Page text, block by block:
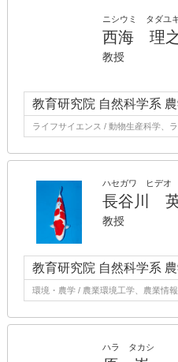
ニシウミ タダユ
西海 理之
教授
教育研究院 自然科学系 農
ライフサイエンス / 動物生産科学、
ハセガワ ヒデオ
長谷川
教授
教育研究院 自然科学系 農
環境・農学 / 農業環境工学、農業情
ハラ タカシ